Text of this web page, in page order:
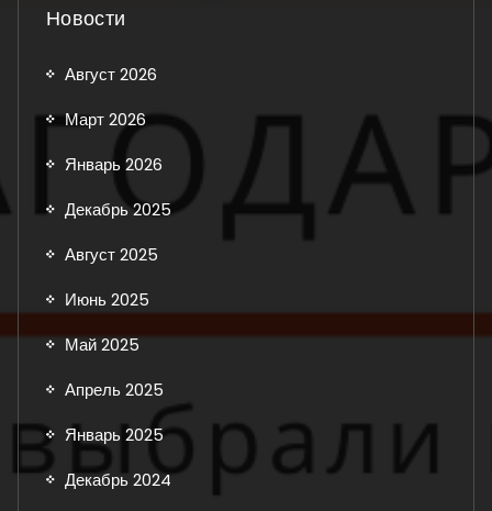
Новости
Август 2026
Март 2026
Январь 2026
Декабрь 2025
Август 2025
Июнь 2025
Май 2025
Апрель 2025
Январь 2025
Декабрь 2024